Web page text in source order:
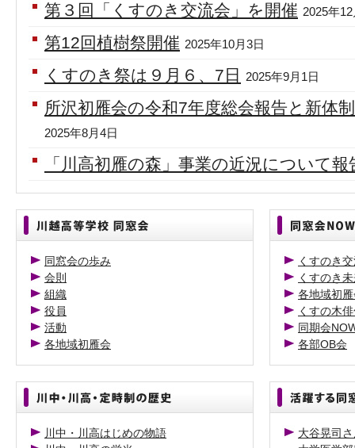
第３回「くすのき交流会」を開催 2025年
第12回植樹祭開催 2025年10月3日
くすのき祭は９月６、7日 2025年9月1日
所沢初雁会の令和7年度総会報告と新体
2025年8月4日
「川高初雁の森」事業の近況について報
同窓会の歩み
会則
組織
役員
活動
各地域初雁会
川中・川高はじめの物語
くすのき
くすのき
各地域初
くすの木
同期会
各部OB会
大谷晃司